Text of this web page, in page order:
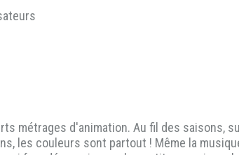
métrages d'animation. Au fil des saisons,
les couleurs sont partout ! Même la